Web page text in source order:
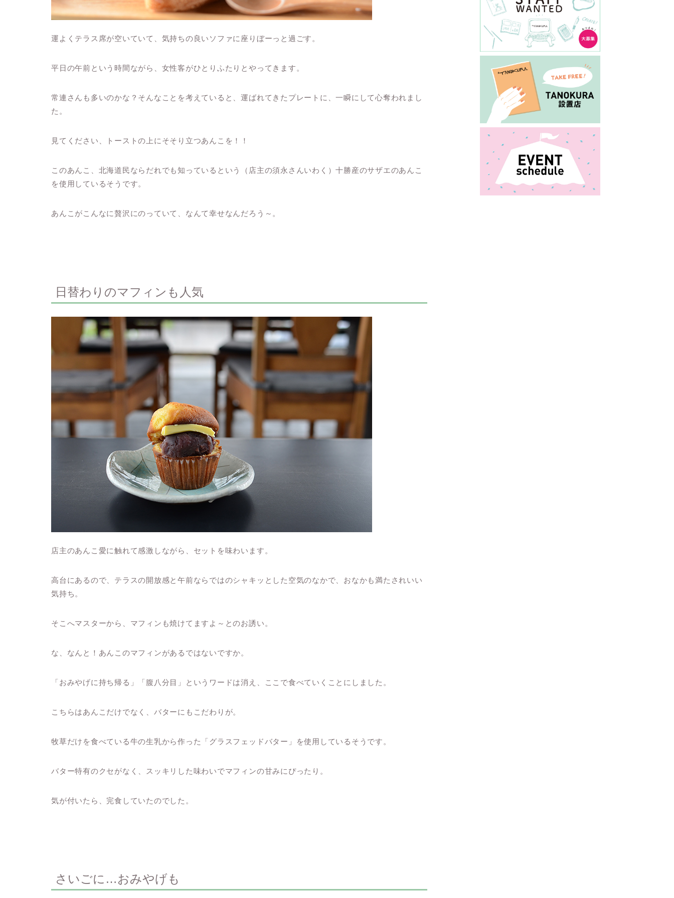
運よくテラス席が空いていて、気持ちの良いソファに座りぼーっと過ごす。
平日の午前という時間ながら、女性客がひとりふたりとやってきます。
常連さんも多いのかな？そんなことを考えていると、運ばれてきたプレートに、一瞬にして心奪われまし
た。
見てください、トーストの上にそそり立つあんこを！！
このあんこ、北海道民ならだれでも知っているという（店主の須永さんいわく）十勝産のサザエのあんこ
を使用しているそうです。
あんこがこんなに贅沢にのっていて、なんて幸せなんだろう～。
日替わりのマフィンも人気
店主のあんこ愛に触れて感激しながら、セットを味わいます。
高台にあるので、テラスの開放感と午前ならではのシャキッとした空気のなかで、おなかも満たされいい
気持ち。
そこへマスターから、マフィンも焼けてますよ～とのお誘い。
な、なんと！あんこのマフィンがあるではないですか。
「おみやげに持ち帰る」「腹八分目」というワードは消え、ここで食べていくことにしました。
こちらはあんこだけでなく、バターにもこだわりが。
牧草だけを食べている牛の生乳から作った「グラスフェッドバター」を使用しているそうです。
バター特有のクセがなく、スッキリした味わいでマフィンの甘みにぴったり。
気が付いたら、完食していたのでした。
さいごに…おみやげも